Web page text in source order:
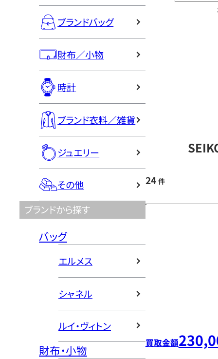
ブランドバッグ
財布／小物
時計
ブランド衣料／雑貨
ジュエリー
その他
ブランドから探す
バッグ
エルメス
シャネル
ルイ・ヴィトン
財布・小物
24 件
買取金額